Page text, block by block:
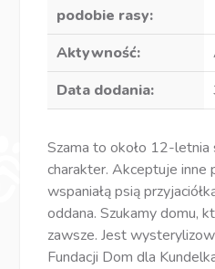
podobie rasy:
Aktywność:
Data dodania:
Szama to około 12-letnia
charakter. Akceptuje inne
wspaniałą psią
oddana. Szukamy domu,
zawsze. Jest
Fundacji Dom dla